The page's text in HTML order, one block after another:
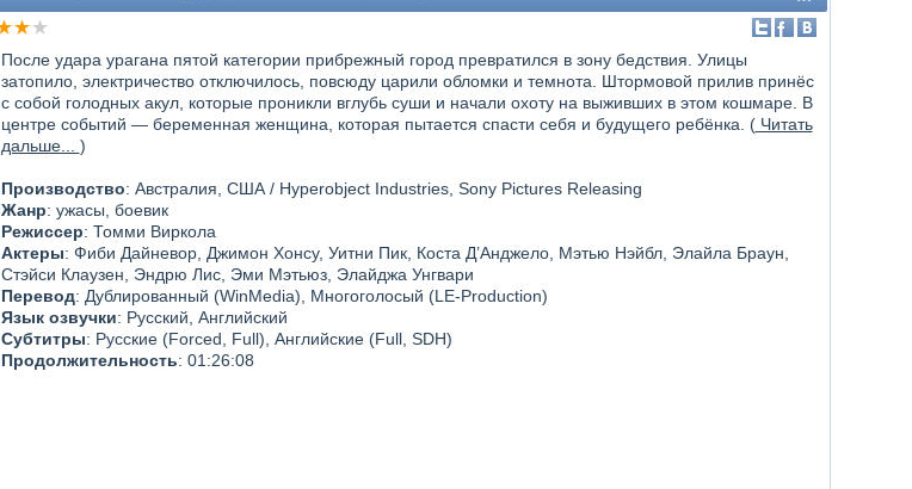
После удара урагана пятой категории прибрежный город превратился в зону бедствия. Улицы
затопило, электричество отключилось, повсюду царили обломки и темнота. Штормовой прилив принёс
с собой голодных акул, которые проникли вглубь суши и начали охоту на выживших в этом кошмаре. В
центре событий — беременная женщина, которая пытается спасти себя и будущего ребёнка. (Читать
дальше... )
Производство: Австралия, США / Hyperobject Industries, Sony Pictures Releasing
Жанр: ужасы, боевик
Режиссер: Томми Виркола
Актеры: Фиби Дайневор, Джимон Хонсу, Уитни Пик, Коста Д’Анджело, Мэтью Нэйбл, Элайла Браун,
Стэйси Клаузен, Эндрю Лис, Эми Мэтьюз, Элайджа Унгвари
Перевод: Дублированный (WinMedia), Многоголосый (LE-Production)
Язык озвучки: Русский, Английский
Субтитры: Русские (Forced, Full), Английские (Full, SDH)
Продолжительность: 01:26:08